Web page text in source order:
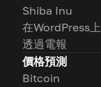
Shiba Inu
在WordPress上
透過電報
價格預測
Bitcoin